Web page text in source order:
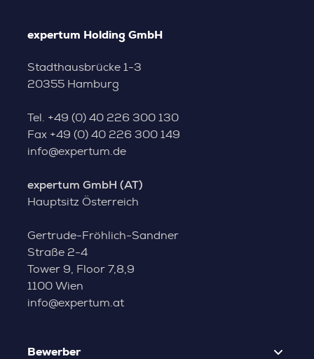
expertum Holding GmbH
Stadthausbrücke 1-3
20355 Hamburg
Tel. +49 (0) 40 226 300 130
Fax +49 (0) 40 226 300 149
info@expertum.de
expertum GmbH (AT)
Hauptsitz Österreich
Gertrude-Fröhlich-Sandner
Straße 2-4
Tower 9, Floor 7,8,9
1100 Wien
info@expertum.at
Bewerber